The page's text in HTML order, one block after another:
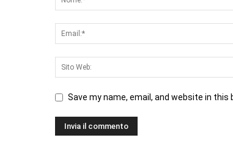
Save my name, email, and website in